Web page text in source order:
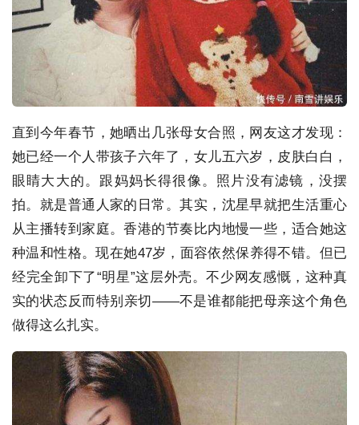
直到今年春节，她晒出几张母女合照，网友这才发现：
她已经一个人带孩子六年了，女儿五六岁，皮肤白白，
眼睛大大的。跟妈妈长得很像。照片没有滤镜，没摆
拍。就是普通人家的日常。其实，沈星早就把生活重心
从主播转到家庭。香港的节奏比内地慢一些，适合她这
种温和性格。现在她47岁，面容依然保养得不错。但已
经完全卸下了“明星”这层外壳。不少网友感慨，这种真
实的状态反而特别亲切——不是谁都能把母亲这个角色
做得这么扎实。